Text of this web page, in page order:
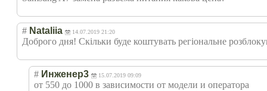
# Nataliia 14.07.2019 21:20
Доброго дня! Скільки буде коштувать регіональне
# Инженер3 15.07.2019 09:09
от 550 до 1000 в зависимости от модели и оператора